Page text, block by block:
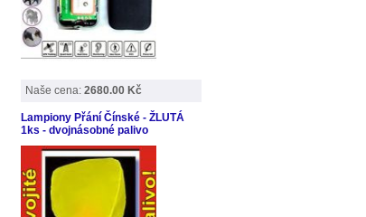
Naše cena: 2680.00 Kč
Lampiony Přání Čínské - ŽLUTÁ
1ks - dvojnásobné palivo